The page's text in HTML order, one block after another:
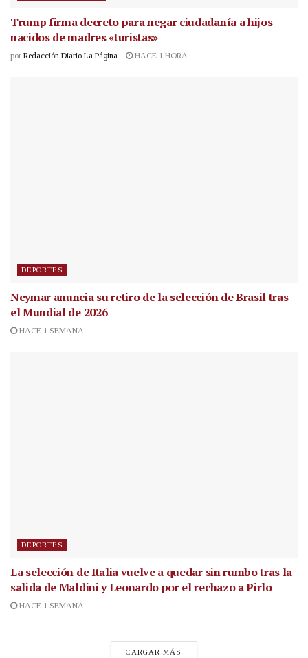
Trump firma decreto para negar ciudadanía a hijos
nacidos de madres «turistas»
por Redacción Diario La Página HACE 1 HORA
DEPORTES
Neymar anuncia su retiro de la selección de Brasil tras
el Mundial de 2026
HACE 1 SEMANA
DEPORTES
La selección de Italia vuelve a quedar sin rumbo tras la
salida de Maldini y Leonardo por el rechazo a Pirlo
HACE 1 SEMANA
CARGAR MÁS